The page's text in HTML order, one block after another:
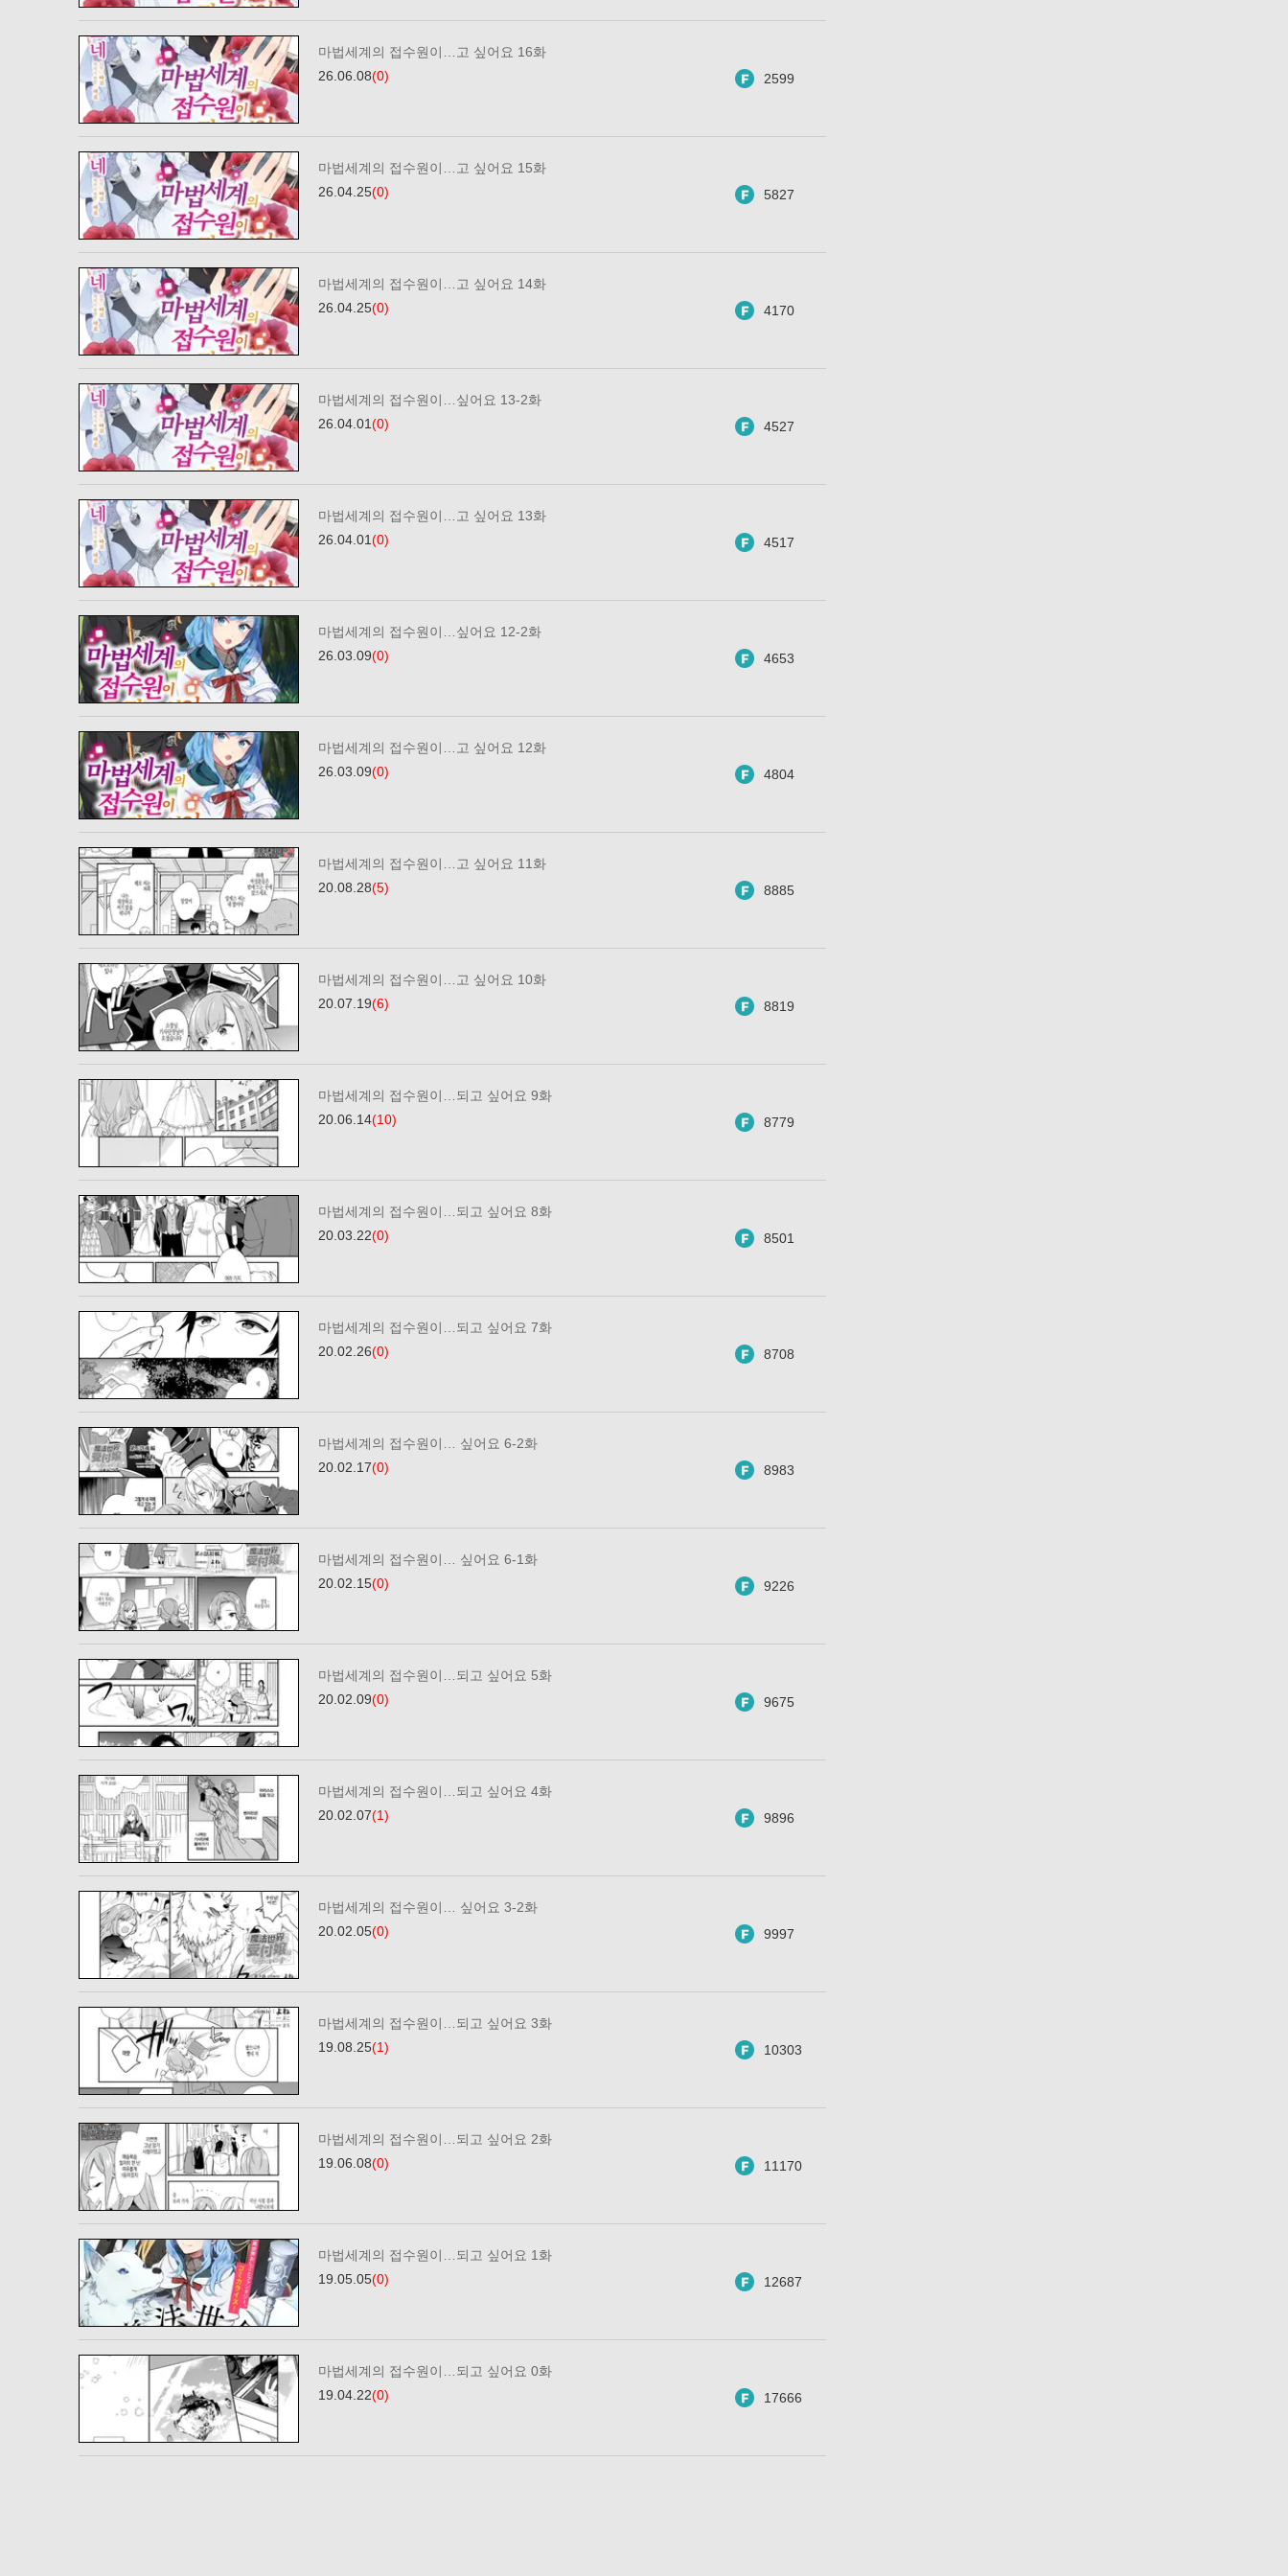
마법세계의 접수원이…고 싶어요 16화
26.06.08(0) 2599
마법세계의 접수원이…고 싶어요 15화
26.04.25(0) 5827
마법세계의 접수원이…고 싶어요 14화
26.04.25(0) 4170
마법세계의 접수원이…싶어요 13-2화
26.04.01(0) 4527
마법세계의 접수원이…고 싶어요 13화
26.04.01(0) 4517
마법세계의 접수원이…싶어요 12-2화
26.03.09(0) 4653
마법세계의 접수원이…고 싶어요 12화
26.03.09(0) 4804
마법세계의 접수원이…고 싶어요 11화
20.08.28(5) 8885
마법세계의 접수원이…고 싶어요 10화
20.07.19(6) 8819
마법세계의 접수원이…되고 싶어요 9화
20.06.14(10) 8779
마법세계의 접수원이…되고 싶어요 8화
20.03.22(0) 8501
마법세계의 접수원이…되고 싶어요 7화
20.02.26(0) 8708
마법세계의 접수원이… 싶어요 6-2화
20.02.17(0) 8983
마법세계의 접수원이… 싶어요 6-1화
20.02.15(0) 9226
마법세계의 접수원이…되고 싶어요 5화
20.02.09(0) 9675
마법세계의 접수원이…되고 싶어요 4화
20.02.07(1) 9896
마법세계의 접수원이… 싶어요 3-2화
20.02.05(0) 9997
마법세계의 접수원이…되고 싶어요 3화
19.08.25(1) 10303
마법세계의 접수원이…되고 싶어요 2화
19.06.08(0) 11170
마법세계의 접수원이…되고 싶어요 1화
19.05.05(0) 12687
마법세계의 접수원이…되고 싶어요 0화
19.04.22(0) 17666